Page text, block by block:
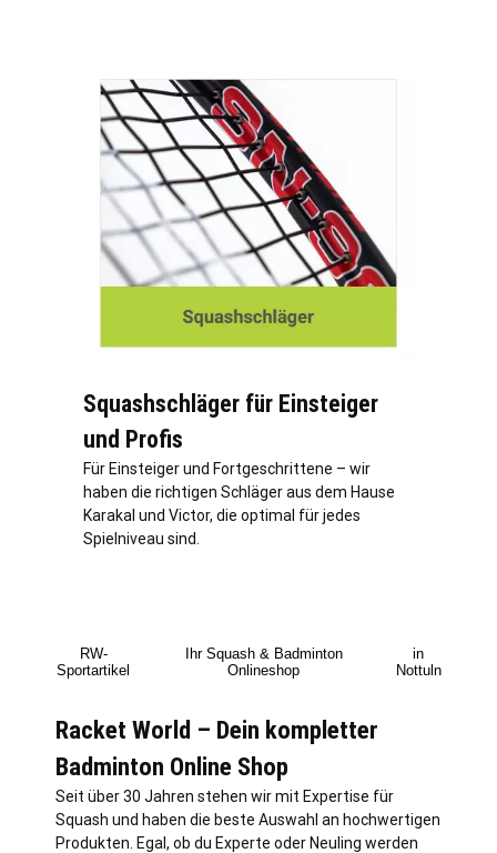
Squashschläger für Einsteiger
und Profis
Für Einsteiger und Fortgeschrittene – wir
haben die richtigen Schläger aus dem Hause
Karakal und Victor, die optimal für jedes
Spielniveau sind.
RW-
Sportartikel
Ihr Squash & Badminton
Onlineshop
in
Nottuln
Racket World – Dein kompletter
Badminton Online Shop
Seit über 30 Jahren stehen wir mit Expertise für
Squash und haben die beste Auswahl an hochwertigen
Produkten. Egal, ob du Experte oder Neuling werden